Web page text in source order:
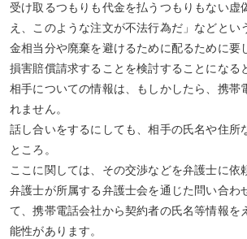
受け取るつもりも代金を払うつもりもない虚
え、このような注文が不法行為だ」などとい
金相当分や廃棄を避けるために配るために要
損害賠償請求することを検討することになる
相手についての情報は、もしかしたら、携帯
れません。
話し合いをするにしても、相手の氏名や住所
ところ。
ここに関しては、その交渉などを弁護士に依
弁護士が所属する弁護士会を通じた問い合わ
て、携帯電話会社から契約者の氏名等情報を
能性があります。